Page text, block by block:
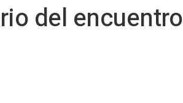
del encuentro